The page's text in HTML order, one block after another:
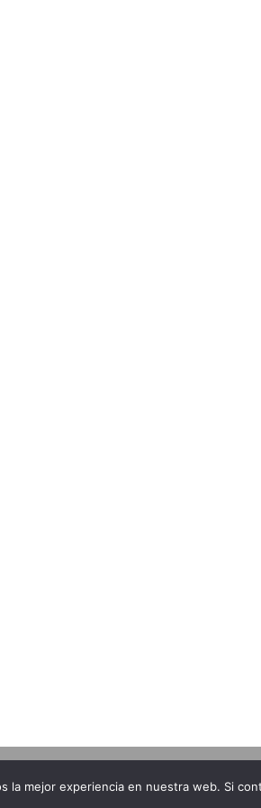
la mejor experiencia en nuestra web. Si